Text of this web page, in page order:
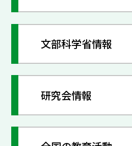
文部科学省情報
研究会情報